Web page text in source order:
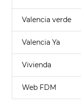
Valencia verde
Valencia Ya
Vivienda
Web FDM